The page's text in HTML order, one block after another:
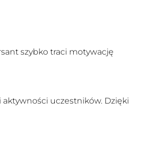
szybko traci motywację
uczestników. Dzięki